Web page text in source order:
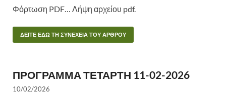
Φόρτωση PDF… Λήψη αρχείου pdf.
ΔΕΙΤΕ ΕΔΩ ΤΗ ΣΥΝΕΧΕΙΑ ΤΟΥ ΑΡΘΡΟΥ
ΠΡΟΓΡΑΜΜΑ ΤΕΤΑΡΤΗ 11-02-2026
10/02/2026